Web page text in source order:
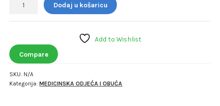
MEDICAL
Dodaj u košaricu
Add to Wishlist
Compare
SKU: N/A
Kategorija:MEDICINSKA ODJEĆA I OBUĆA